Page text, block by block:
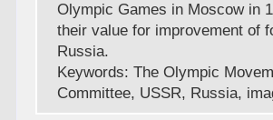
Olympic Games in Moscow in
their value for improvement of
Russia.
Keywords: The Olympic
Committee, USSR, Russia,